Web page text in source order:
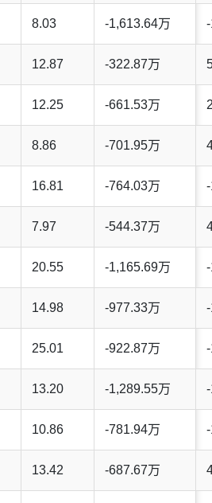
8.03 -1,613.64万
12.87 -322.87万
12.25 -661.53万
8.86 -701.95万
16.81 -764.03万
7.97 -544.37万
20.55 -1,165.69万
14.98 -977.33万
25.01 -922.87万
13.20 -1,289.55万
10.86 -781.94万
13.42 -687.67万